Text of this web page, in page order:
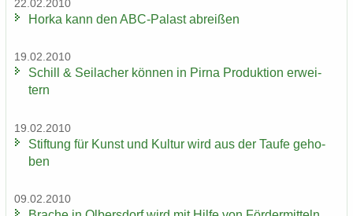
22.02.2010
Horka kann den ABC-​Palast ab­rei­ßen
19.02.2010
Schill & Seil­a­cher kön­nen in Pirna Pro­duk­ti­on er­wei­
tern
19.02.2010
Stif­tung für Kunst und Kul­tur wird aus der Taufe ge­ho­
ben
09.02.2010